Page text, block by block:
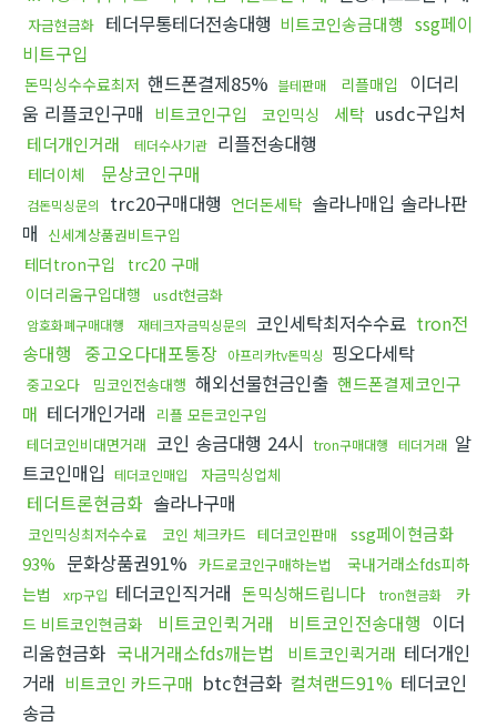
자금현금화 테더무통테더전송대행 비트코인송금대행 ssg페이
비트구입
돈믹싱수수료최저 핸드폰결제85% 블테판매 리플매입
이더리
움 리플코인구매 비트코인구입 코인믹싱 세탁 usdc구입처
테더개인거래 테더수사기관 리플전송대행
테더이체 문상코인구매
검돈믹싱문의 trc20구매대행 언더돈세탁 솔라나매입 솔라나판
매 신세계상품권비트구입
테더tron구입
trc20 구매
이더리움구입대행
usdt현금화
암호화폐구매대행 재테크자금믹싱문의 코인세탁최저수수료 tron전
송대행 중고오다대포통장 아프리카tv돈믹싱 핑오다세탁
중고오다 밈코인전송대행 해외선물현금인출 핸드폰결제코인구
매 테더개인거래
리플 모든코인구입
테더코인비대면거래 코인 송금대행 24시 tron구매대행 테더거래 알
트코인매입 테더코인매입 자금믹싱업체
테더트론현금화 솔라나구매
코인믹싱최저수수료 코인 체크카드 테더코인판매
ssg페이현금화
93% 문화상품권91% 카드로코인구매하는법
국내거래소fds피하
는법
xrp구입 테더코인직거래 돈믹싱해드립니다 tron현금화
카
드 비트코인현금화
비트코인퀵거래 비트코인전송대행 이더
리움현금화 국내거래소fds깨는법 비트코인퀵거래 테더개인
거래 비트코인 카드구매 btc현금화 컬쳐랜드91% 테더코인
송금